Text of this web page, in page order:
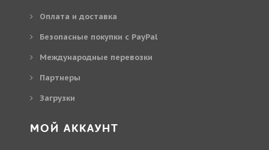
Оплата и доставка
Безопасные покупки с PayPal
Международные перевозки
Партнеры
Загрузки
МОЙ АККАУНТ